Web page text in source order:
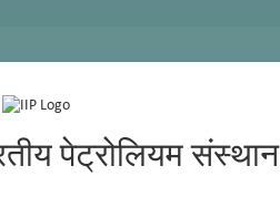
पेट्रोलियम संस्थान